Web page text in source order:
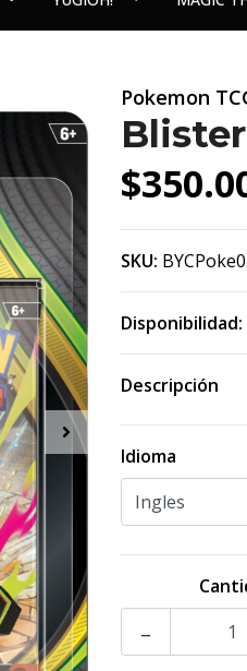
Pokemon
SKU:
Disponibilidad:
Descripción
Idioma
-